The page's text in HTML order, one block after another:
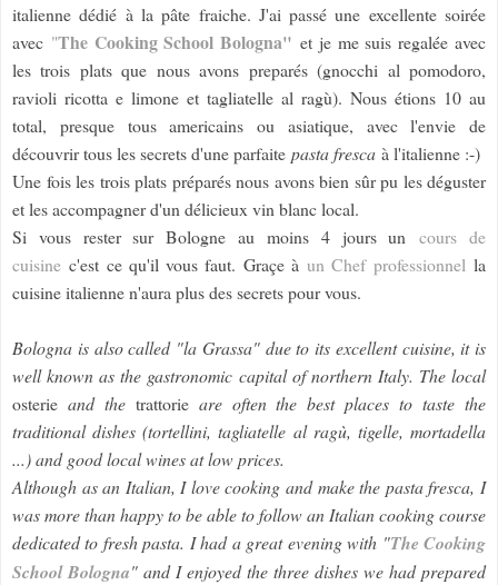
italienne dédié à la pâte fraiche. J'ai passé une excellente soirée
avec "The Cooking School Bologna" et je me suis regalée avec
les trois plats que nous avons preparés (gnocchi al pomodoro,
ravioli ricotta e limone et tagliatelle al ragù). Nous étions 10 au
total, presque tous americains ou asiatique, avec l'envie de
découvrir tous les secrets d'une parfaite pasta fresca à l'italienne :-)
Une fois les trois plats préparés nous avons bien sûr pu les déguster
et les accompagner d'un délicieux vin blanc local.
Si vous rester sur Bologne au moins 4 jours uncours de
cuisine c'est ce qu'il vous faut. Graçe àun Chef professionnel la
cuisine italienne n'aura plus des secrets pour vous.
Bologna is also called "la Grassa" due to its excellent cuisine, it is
well known as the gastronomic capital of northern Italy. The local
osterie and the trattorie are often the best places to taste the
traditional dishes (tortellini, tagliatelle al ragù, tigelle, mortadella
...) and good local wines at low prices.
Although as an Italian, I love cooking and make the pasta fresca, I
was more than happy to be able to follow an Italian cooking course
dedicated to fresh pasta. I had a great evening with "The Cooking
School Bologna" and I enjoyed the three dishes we had prepared